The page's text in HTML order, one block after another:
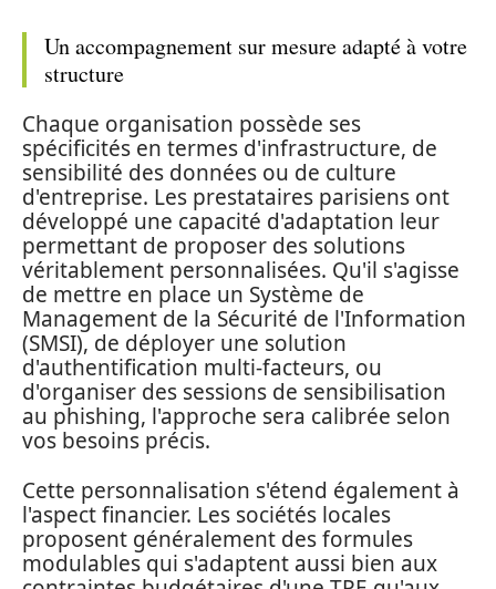
Un accompagnement sur mesure adapté à votre
structure
Chaque organisation possède ses
spécificités en termes d'infrastructure, de
sensibilité des données ou de culture
d'entreprise. Les prestataires parisiens ont
développé une capacité d'adaptation leur
permettant de proposer des solutions
véritablement personnalisées. Qu'il s'agisse
de mettre en place un Système de
Management de la Sécurité de l'Information
(SMSI), de déployer une solution
d'authentification multi-facteurs, ou
d'organiser des sessions de sensibilisation
au phishing, l'approche sera calibrée selon
vos besoins précis.
Cette personnalisation s'étend également à
l'aspect financier. Les sociétés locales
proposent généralement des formules
modulables qui s'adaptent aussi bien aux